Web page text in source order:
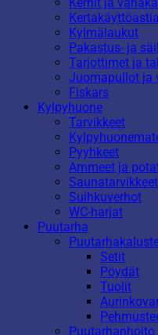
Kylmälaukut
Pakastus- ja
Tarjottimet ja
Juomapullot ja
Fiskars
Kylpyhuone
Tarvikkeet
Pyyhkeet
Ammeet ja
Saunatarvikkeet
Suihkuverhot
WC-harjat
Puutarha
Setit
Pöydät
Tuolit
Puutarhanhoito